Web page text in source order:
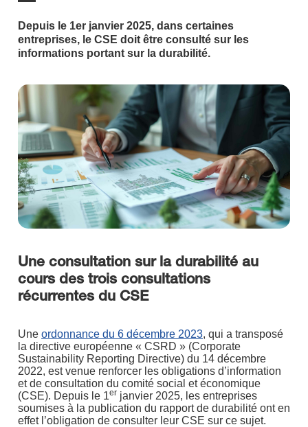
Depuis le 1er janvier 2025, dans certaines
entreprises, le CSE doit être consulté sur les
informations portant sur la durabilité.
Une consultation sur la durabilité au
cours des trois consultations
récurrentes du CSE
Une ordonnance du 6 décembre 2023, qui a transposé
la directive européenne « CSRD » (Corporate
Sustainability Reporting Directive) du 14 décembre
2022, est venue renforcer les obligations d’information
et de consultation du comité social et économique
(CSE). Depuis le 1er janvier 2025, les entreprises
soumises à la publication du rapport de durabilité ont en
effet l’obligation de consulter leur CSE sur ce sujet.